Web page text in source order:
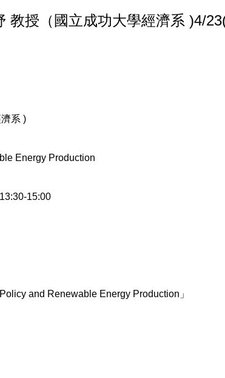
教授（國立成功大學經濟系 )4/
系 )
Energy Production
15:00
and Renewable Energy Production」